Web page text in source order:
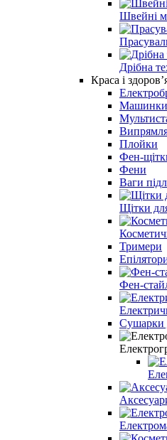
Швейні
Дрібна
Краса і
Машинки
Плойки
Фен-
Фени
Ваги
Щітки
Тримери
Фен-
Сушарки